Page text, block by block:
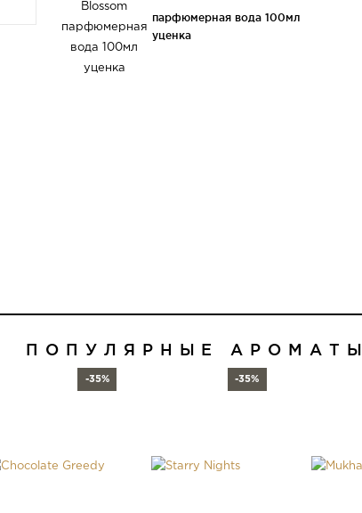
парфюмерная вода 100мл
уценка
ПОПУЛЯРНЫЕ АРОМАТЫ
-35% -35%